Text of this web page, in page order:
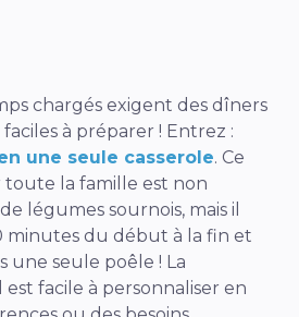
chargés exigent des dîners
à préparer ! Entrez :
une seule casserole. Ce
la famille est non
légumes sournois, mais il
minutes du début à la fin et
une seule poêle ! La
facile à personnaliser en